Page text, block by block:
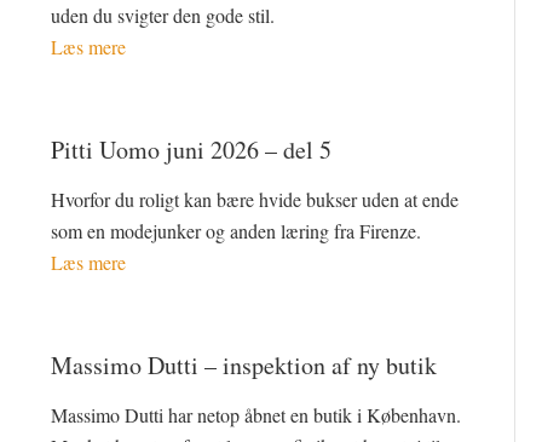
uden du svigter den gode stil.
Læs mere
Pitti Uomo juni 2026 – del 5
Hvorfor du roligt kan bære hvide bukser uden at ende
som en modejunker og anden læring fra Firenze.
Læs mere
Massimo Dutti – inspektion af ny butik
Massimo Dutti har netop åbnet en butik i København.